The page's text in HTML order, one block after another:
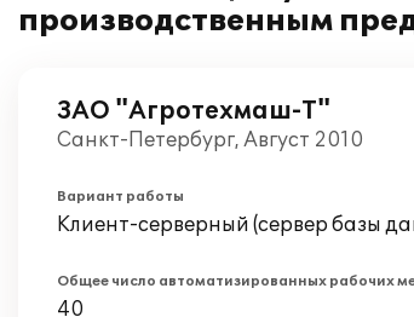
производственным
ЗАО "Агротехмаш-Т"
Санкт-Петербург, Август 2010
Вариант работы
Клиент-серверный (сервер базы
Общее число автоматизированных рабочих
40